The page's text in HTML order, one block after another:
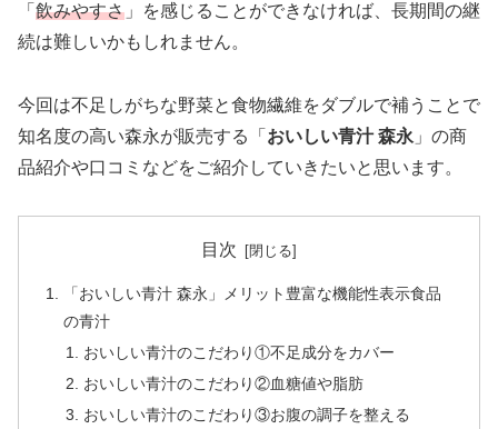
「 飲みやすさ 」を感じることができなければ、長期間の継
続は難しいかもしれません。
今回は不足しがちな野菜と食物繊維をダブルで補うことで
知名度の高い森永が販売する「 おいしい青汁 森永 」の商
品紹介や口コミなどをご紹介していきたいと思います。
目次
「おいしい青汁 森永」メリット豊富な機能性表示食品
の青汁
おいしい青汁のこだわり①不足成分をカバー
おいしい青汁のこだわり②血糖値や脂肪
おいしい青汁のこだわり③お腹の調子を整える